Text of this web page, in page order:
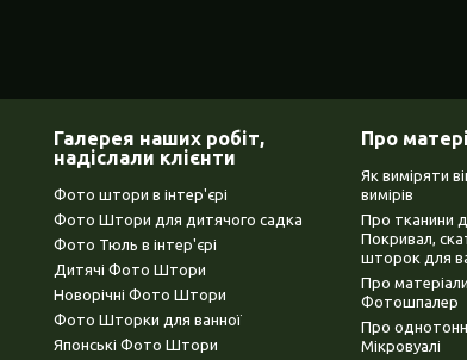
Галерея наших робіт,
надіслали клієнти
Фото штори в інтер'єрі
Фото Штори для дитячого садка
Фото Тюль в інтер'єрі
Дитячі Фото Штори
Новорічні Фото Штори
Фото Шторки для ванної
Японські Фото Штори
Про
Як виміряти
вимірів
Про тканини
Покривал,
шторок для
Про
Фотошпалер
Про
Мікровуалі